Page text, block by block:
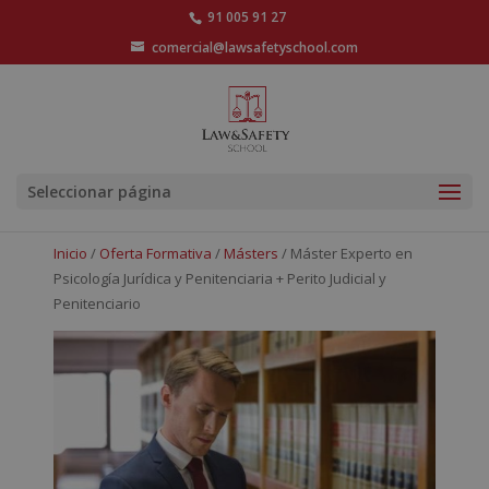
91 005 91 27
comercial@lawsafetyschool.com
Seleccionar página
Inicio / Oferta Formativa / Másters / Máster Experto en
Psicología Jurídica y Penitenciaria + Perito Judicial y
Penitenciario